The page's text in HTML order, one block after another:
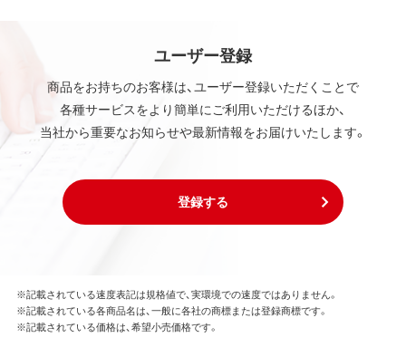
ユーザー登録
商品をお持ちのお客様は、ユーザー登録いただくことで
各種サービスをより簡単にご利用いただけるほか、
当社から重要なお知らせや最新情報をお届けいたします。
登録する
※記載されている速度表記は規格値で、実環境での速度ではありません。
※記載されている各商品名は、一般に各社の商標または登録商標です。
※記載されている価格は、希望小売価格です。